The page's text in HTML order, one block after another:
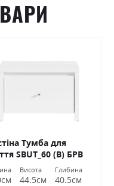
Тумба для
SBUT_60 (В) БРВ
Висота
44.5см
Глибина
40.5см